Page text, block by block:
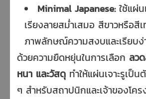
Minimal Japanese:ใช้แผ่น
เรียงลายสม่ำเสมอ สีขาวหรือสี
ภาพลักษณ์ความสงบและเรียบง่
ด้วยความยืดหยุ่นในการเลือก ลว
หนา และวัสดุ ทำให้แผ่นเจาะรูเป็
ๆ สำหรับสถาปนิกและเจ้าของโค